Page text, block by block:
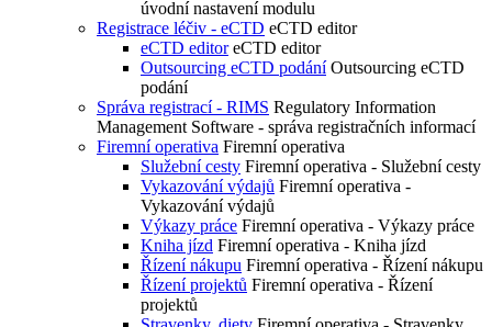
úvodní nastavení modulu
Registrace léčiv - eCTD eCTD editor
eCTD editor eCTD editor
Outsourcing eCTD podání Outsourcing eCTD
podání
Správa registrací - RIMS Regulatory Information
Management Software - správa registračních informací
Firemní operativa Firemní operativa
Služební cesty Firemní operativa - Služební cesty
Vykazování výdajů Firemní operativa -
Vykazování výdajů
Výkazy práce Firemní operativa - Výkazy práce
Kniha jízd Firemní operativa - Kniha jízd
Řízení nákupu Firemní operativa - Řízení nákupu
Řízení projektů Firemní operativa - Řízení
projektů